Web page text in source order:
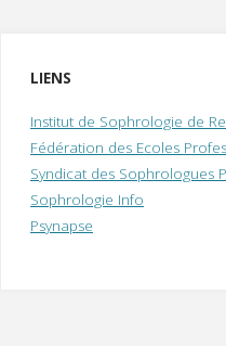
LIENS
Institut de Sophrologie de
Fédération des Ecoles
Syndicat des Sophrologues
Sophrologie Info
Psynapse